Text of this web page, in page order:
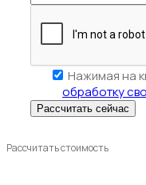
Нажимая на
обработку
Рассчитать стоимость